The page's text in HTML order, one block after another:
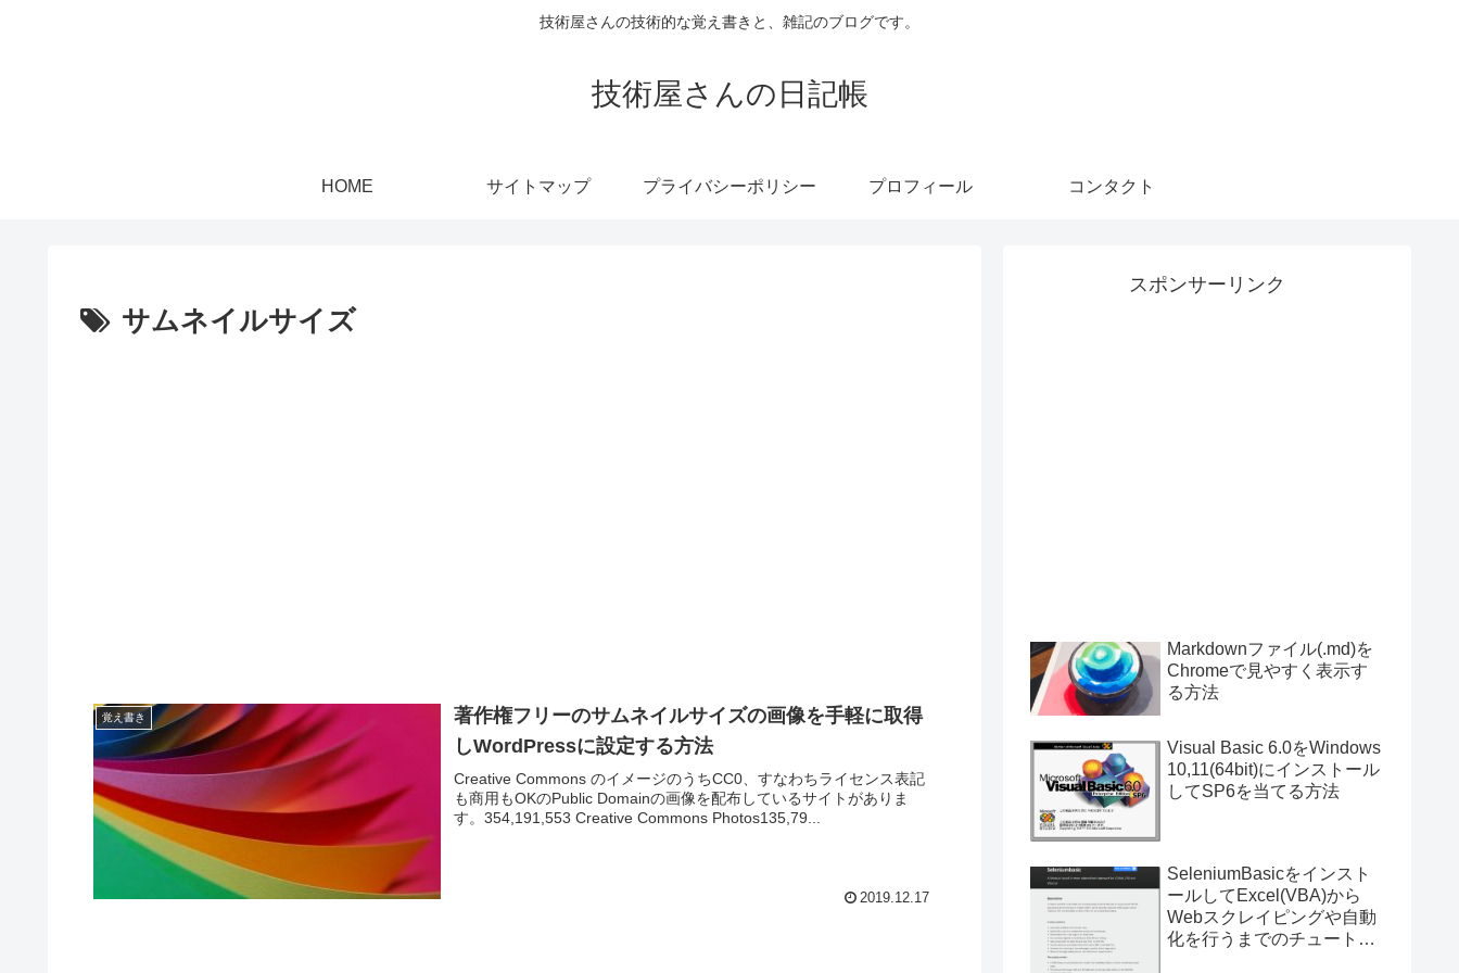
技術屋さんの技術的な覚え書きと、雑記のブログです。
技術屋さんの日記帳
HOME サイトマップ プライバシーポリシー プロフィール コンタクト
サムネイルサイズ
覚え書き
著作権フリーのサムネイルサイズの画像を手軽に取得
しWordPressに設定する方法
Creative Commons のイメージのうちCC0、すなわちライセンス表記
も商用もOKのPublic Domainの画像を配布しているサイトがありま
す。354,191,553 Creative Commons Photos135,79...
2019.12.17
スポンサーリンク
Markdownファイル(.md)を
Chromeで見やすく表示す
る方法
Visual Basic 6.0をWindows
10,11(64bit)にインストール
してSP6を当てる方法
SeleniumBasicをインスト
ールしてExcel(VBA)から
Webスクレイピングや自動
化を行うまでのチュートリ